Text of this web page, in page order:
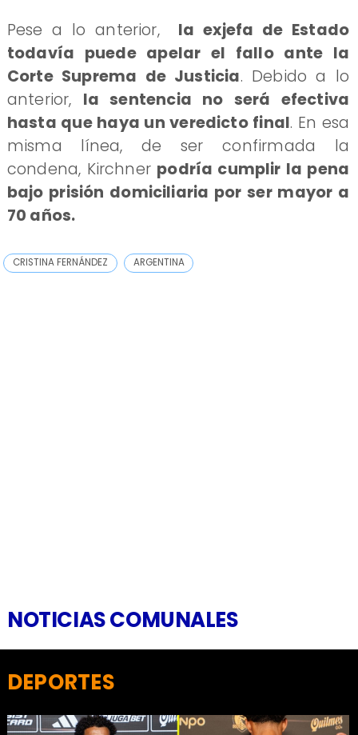
Pese a lo anterior, la exjefa de Estado
todavía puede apelar el fallo ante la
Corte Suprema de Justicia. Debido a lo
anterior, la sentencia no será efectiva
hasta que haya un veredicto final. En esa
misma línea, de ser confirmada la
condena, Kirchner podría cumplir la pena
bajo prisión domiciliaria por ser mayor a
70 años.
CRISTINA FERNÁNDEZ ARGENTINA
NOTICIAS COMUNALES
DEPORTES